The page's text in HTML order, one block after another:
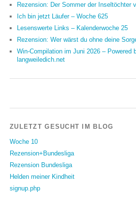
Rezension: Der Sommer der Inseltöchter
Ich bin jetzt Läufer – Woche 625
Lesenswerte Links – Kalenderwoche 25
Rezension: Wer wärst du ohne deine
Win-Compilation im Juni 2026 – Powered
langweiledich.net
ZULETZT GESUCHT IM BLOG
Woche 10
Rezension+Bundesliga
Rezension Bundesliga
Helden meiner Kindheit
signup.php